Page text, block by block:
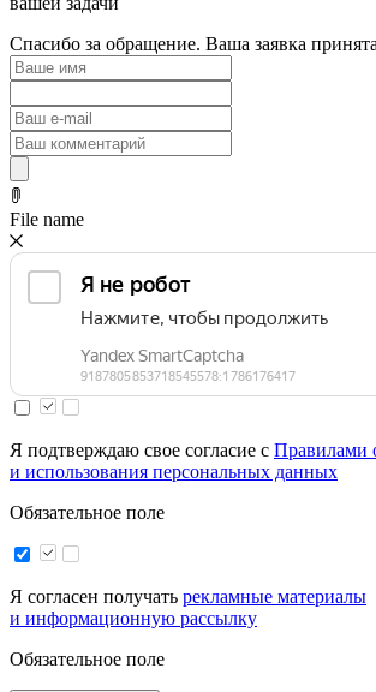
Спасибо за обращение. Ваша заявка
File name
Я подтверждаю свое согласие с Правилами
и использования персональных данных
Обязательное поле
Я согласен получать рекламные материалы
и информационную рассылку
Обязательное поле